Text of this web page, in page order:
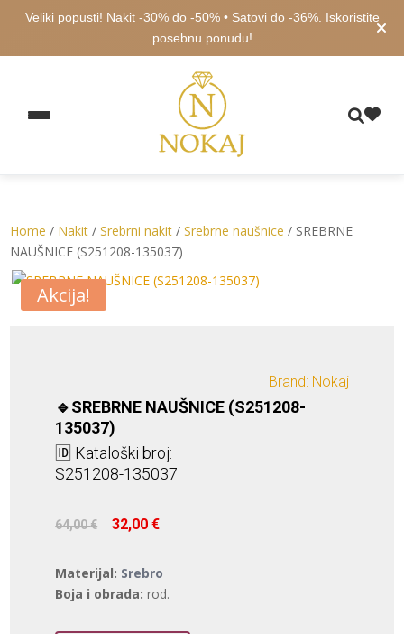
Veliki popusti! Nakit -30% do -50% • Satovi do -36%. Iskoristite
posebnu ponudu!
Home / Nakit /Srebrni nakit /Srebrne naušnice / SREBRNE
NAUŠNICE (S251208-135037)
Akcija!
Brand: Nokaj
🔹SREBRNE NAUŠNICE (S251208-
135037)
🆔 Kataloški broj:
S251208-135037
64,00€ Izvorna
cijena
bila
je:
64,00 €.
32,00€
Materijal: Srebro
Boja i obrada: rod.